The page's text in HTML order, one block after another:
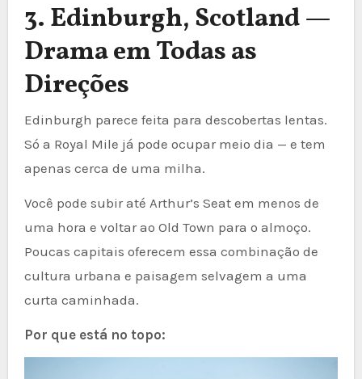
3. Edinburgh, Scotland —
Drama em Todas as
Direções
Edinburgh parece feita para descobertas lentas.
Só a Royal Mile já pode ocupar meio dia — e tem
apenas cerca de uma milha.
Você pode subir até Arthur’s Seat em menos de
uma hora e voltar ao Old Town para o almoço.
Poucas capitais oferecem essa combinação de
cultura urbana e paisagem selvagem a uma
curta caminhada.
Por que está no topo: